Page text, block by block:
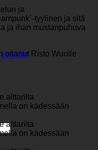
ja
tyylinen ja sitä
ja ihan mustanpuhuva
ottanut Risto Wuolle